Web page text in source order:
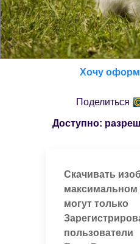
Хочу
Поделиться
Доступно:
Скачивать
максимальном
могут только
пользователи